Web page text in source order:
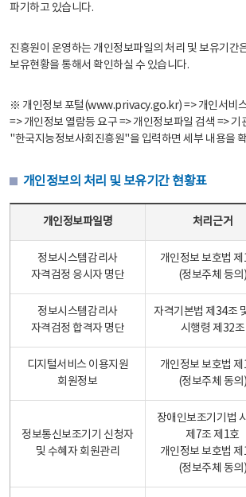
파기하고 있습니다.
진흥원이 운영하는 개인정보파일의 처리 및 보유기간
보유현황을 통해서 확인하실 수 있습니다.
※ 개인정보 포털(www.privacy.go.kr) => 개인서비
=> 개인정보 열람등 요구 => 개인정보파일 검색 => 기
"한국지능정보사회진흥원"을 입력하면 세부 내용을
개인정보의 처리 및 보유기간 현황표
개인정보파일명 처리근거
정보시스템감리사
자격검정 응시자 명단
개인정보 보호법
(정보주체 등의)
정보시스템감리사
자격검정 합격자 명단
자격기본법 제34조
시행령 제32조
디지털서비스 이용지원
회원정보
개인정보 보호법
(정보주체 동의)
정보통신보조기기 신청자
및 수혜자 회원관리
장애인보조기기법
제7조 제1호
개인정보 보호법
(정보주체 동의)